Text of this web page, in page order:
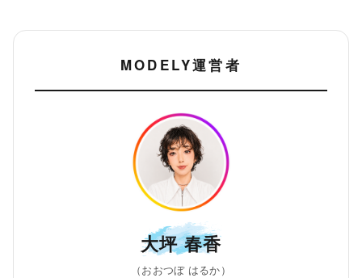
MODELY運営者
大坪 春香
（おおつぼ はるか）